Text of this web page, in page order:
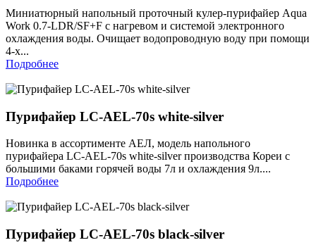
Миниатюрный напольный проточный кулер-пурифайер Aqua
Work 0.7-LDR/SF+F с нагревом и системой электронного
охлаждения воды. Очищает водопроводную воду при помощи
4-х...
Подробнее
Пурифайер LC-AEL-70s white-silver
Новинка в ассортименте АЕЛ, модель напольного
пурифайера LC-AEL-70s white-silver производства Кореи с
большими баками горячей воды 7л и охлаждения 9л....
Подробнее
Пурифайер LC-AEL-70s black-silver